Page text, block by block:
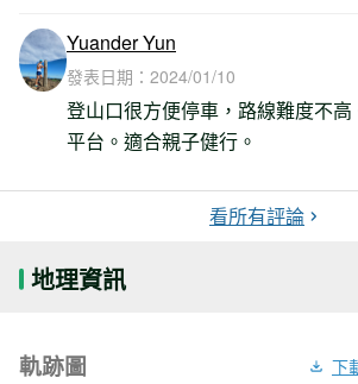
Yuander Yun
發表日期： 2024/01/10
登山口很方便停車，路線難度不
平台。適合親子健行。
看所有評論
地理資訊
軌跡圖 下